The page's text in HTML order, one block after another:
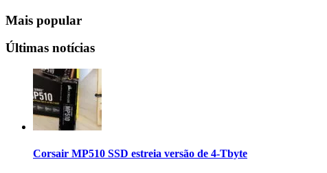
Mais popular
Últimas notícias
Corsair MP510 SSD estreia versão de 4-Tbyte